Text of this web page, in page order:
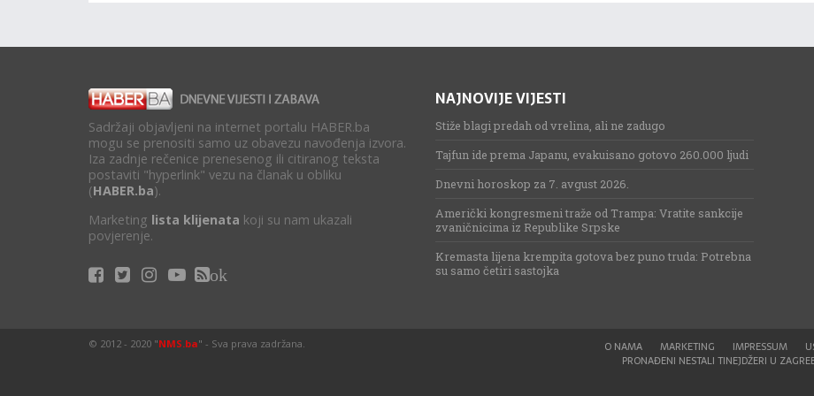
Sadržaji objavljeni na internet portalu HABER.ba
mogu se prenositi samo uz obavezu navođenja izvora.
Iza zadnje rečenice prenesenog ili citiranog teksta
postaviti "hyperlink" vezu na članak u obliku
(HABER.ba).
Marketing lista klijenata koji su nam ukazali
povjerenje.
ok
NAJNOVIJE VIJESTI
Stiže blagi predah od vrelina, ali ne zadugo
Tajfun ide prema Japanu, evakuisano gotovo 260.000 ljudi
Dnevni horoskop za 7. avgust 2026.
Američki kongresmeni traže od Trampa: Vratite sankcije
zvaničnicima iz Republike Srpske
Kremasta lijena krempita gotova bez puno truda: Potrebna
su samo četiri sastojka
O NAMA MARKETING IMPRESSUM
PRONAĐENI NESTALI TINEJDŽERI U
© 2012 - 2020 "NMS.ba" - Sva prava zadržana.